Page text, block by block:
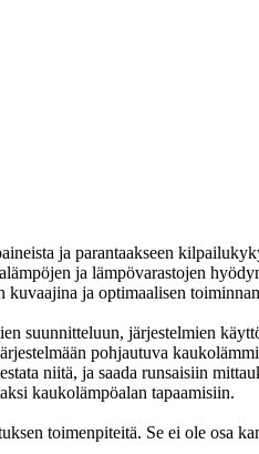
ja parantaakseen
ja lämpövarastojen
ja optimaalisen
suunnitteluun, järjestelmien
pohjautuva
niitä, ja saada runsaisiin
kaukolämpöalan tapaamisiin.
toimenpiteitä. Se ei ole osa